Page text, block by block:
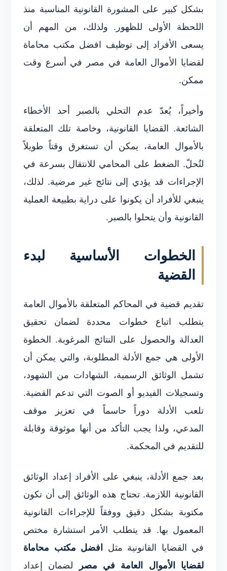
بشكل كبير على المشورة القانونية المناسبة منذ
اللحظة الأولى للظهور. ولذلك، من المهم أن
يسعى الأفراد إلى توظيف افضل مكتب محاماة
لقضايا الأموال العامة في مصر في أسرع وقت
ممكن.
وأخيراً، يُعدّ عدم التحلي بالصبر أحد الأخطاء
الشائعة. القضايا القانونية، وخاصة تلك المتعلقة
بالأموال العامة، يمكن أن تستغرق وقتاً طويلاً
لتُحلّ. الضغط على المحامي للانتقال بسرعة في
الإجراءات قد يؤدي إلى نتائج غير مرضية. لذلك،
ينبغي للأفراد أن يكونوا على دراية بطبيعة العملية
القانونية وأن يتحلوا بالصبر.
الخطوات الأساسية لبدء
القضية
تقديم قضية في المحاكم المتعلقة بالأموال العامة
يتطلب اتباع خطوات محددة لضمان تحقيق
العدالة والحصول على النتائج المرغوبة. الخطوة
الأولى هي جمع الأدلة المطلوبة، والتي يمكن أن
تشمل الوثائق الرسمية، الشهادات من الشهود،
وتسجيلات الفيديو أو الصوت التي تدعم القضية.
تلعب الأدلة دوراً حاسماً في تعزيز موقف
المدعي، ولذا يجب التأكد من أنها موثوقة وقابلة
للتقديم في المحكمة.
بعد جمع الأدلة، ينبغي على الأفراد إعداد الوثائق
القانونية اللازمة. تحتاج هذه الوثائق إلى أن تكون
مكتوبة بشكل دقيق ووفقاً للإجراءات القانونية
المعمول بها. قد يتطلب الأمر استشارة مختص
في القضايا القانونية مثل افضل مكتب محاماة
لقضايا الأموال العامة في مصر
لضمان إعداد